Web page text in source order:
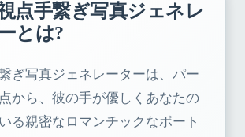
点手繋ぎ写真ジェネレ
とは?
ぎ写真ジェネレーターは、パー
から、彼の手が優しくあなたの
る親密なロマンチックなポート